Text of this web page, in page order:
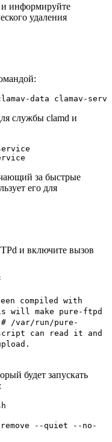
и информируйте
удаления
data clamav-
службы clamd и
за быстрые
его для
и включите вызов
compiled with
will make pure-ftpd
/var/run/pure-
can read it and
будет запускать
--quiet --no-